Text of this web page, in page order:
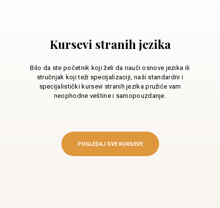
Kursevi stranih jezika
Bilo da ste početnik koji želi da nauči osnove jezika ili
stručnjak koji teži specijalizaciji, naši standardni i
specijalistički kursevi stranih jezika pružiće vam
neophodne veštine i samopouzdanje.
POGLEDAJ SVE KURSEVE